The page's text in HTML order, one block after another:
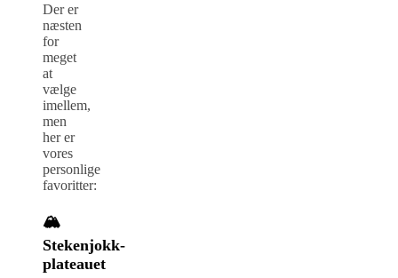
Der er
næsten
for
meget
at
vælge
imellem,
men
her er
vores
personlige
favoritter:
🏔️
Stekenjokk-
plateauet